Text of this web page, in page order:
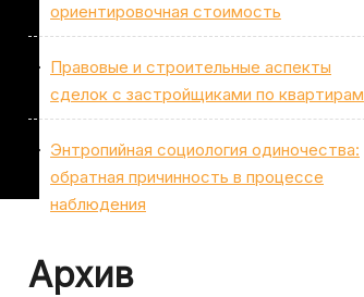
ориентировочная стоимость
Правовые и строительные аспекты
сделок с застройщиками по квартирам
Энтропийная социология одиночества:
обратная причинность в процессе
наблюдения
Архив